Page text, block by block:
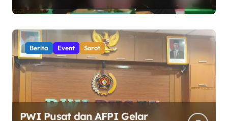
Penguatan Organisasi TNI AD
yang Adaptif dan Profesional
Berita Event Sorot
PWI Pusat dan AFPI Gelar